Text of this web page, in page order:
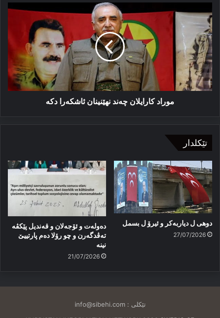
موراد
کارایلان
چەند
نهێنینان
ئاشکەرا
دکە
موراد کارایلان چەند نهێنینان ئاشکەرا دکە
تێکلدار
دوهی ل دیاربەکر و ئیرۆ ل بسمل
27/07/2026
دەولەت و ئۆجەلان و قەندیل پێکڤە
تەڤدگەرن و چو رۆلا دەم پارتییێ
نینە
21/07/2026
تێکلی :info@sibehi.com